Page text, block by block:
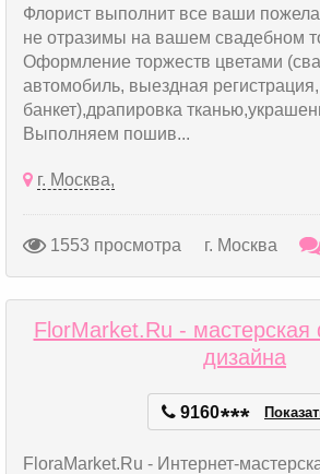
Флорист выполнит все ваши
не отразимы на вашем свадебном
Оформление торжеств цветами
автомобиль, выездная регистрация,
банкет),драпировка
Выполняем пошив...
г. Москва,
1553 просмотра г. Москва
FlorMarket.Ru - мастерская
дизайна
9160***
FloraMarket.Ru - Интернет-